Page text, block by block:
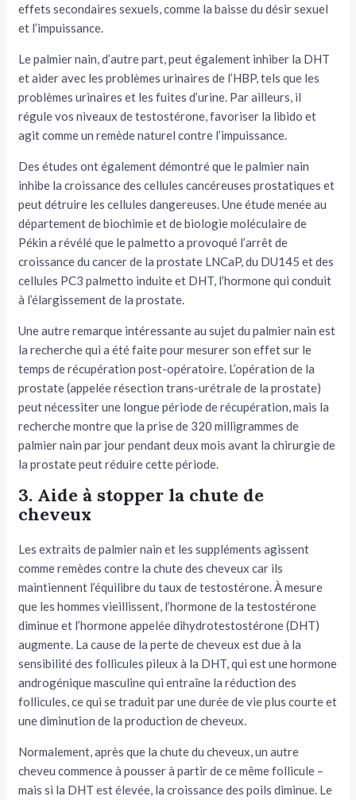
effets secondaires sexuels, comme la baisse du désir sexuel
et l’impuissance.
Le palmier nain, d’autre part, peut également inhiber la DHT
et aider avec les problèmes urinaires de l’HBP, tels que les
problèmes urinaires et les fuites d’urine. Par ailleurs, il
régule vos niveaux de testostérone, favoriser la libido et
agit comme un remède naturel contre l’impuissance.
Des études ont également démontré que le palmier nain
inhibe la croissance des cellules cancéreuses prostatiques et
peut détruire les cellules dangereuses. Une étude menée au
département de biochimie et de biologie moléculaire de
Pékin a révélé que le palmetto a provoqué l’arrêt de
croissance du cancer de la prostate LNCaP, du DU145 et des
cellules PC3 palmetto induite et DHT, l’hormone qui conduit
à l’élargissement de la prostate.
Une autre remarque intéressante au sujet du palmier nain est
la recherche qui a été faite pour mesurer son effet sur le
temps de récupération post-opératoire. L’opération de la
prostate (appelée résection trans-urétrale de la prostate)
peut nécessiter une longue période de récupération, mais la
recherche montre que la prise de 320 milligrammes de
palmier nain par jour pendant deux mois avant la chirurgie de
la prostate peut réduire cette période.
3. Aide à stopper la chute de
cheveux
Les extraits de palmier nain et les suppléments agissent
comme remèdes contre la chute des cheveux car ils
maintiennent l’équilibre du taux de testostérone. À mesure
que les hommes vieillissent, l’hormone de la testostérone
diminue et l’hormone appelée dihydrotestostérone (DHT)
augmente. La cause de la perte de cheveux est due à la
sensibilité des follicules pileux à la DHT, qui est une hormone
androgénique masculine qui entraîne la réduction des
follicules, ce qui se traduit par une durée de vie plus courte et
une diminution de la production de cheveux.
Normalement, après que la chute du cheveux, un autre
cheveu commence à pousser à partir de ce même follicule –
mais si la DHT est élevée, la croissance des poils diminue. Le